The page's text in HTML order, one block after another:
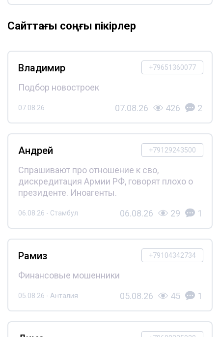
Сайттағы соңғы пікірлер
+79651360077
Владимир
Подбор новостроек
07.08.26 07.08.26 426 2
+79129243500
Андрей
Спрашивают про отношение к сво,
дискредитация Армии РФ, говорят плохо о
президенте. Иноагенты.
06.08.26 - Стамбул 06.08.26 29 1
+79104342734
Рамиз
Финансовые мошенники
05.08.26 - Анталия 05.08.26 45 1